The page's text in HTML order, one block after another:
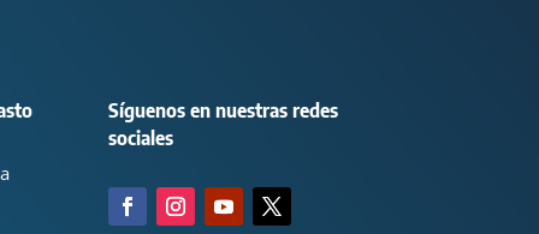
Síguenos en nuestras redes
sociales